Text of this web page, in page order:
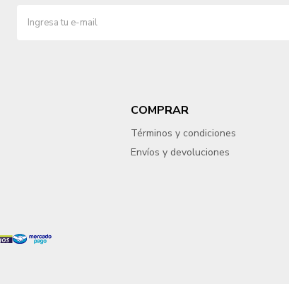
COMPRAR
Términos y condiciones
Envíos y devoluciones